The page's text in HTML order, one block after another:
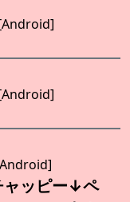
ッピー↓ペ